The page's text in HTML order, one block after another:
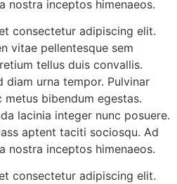
nostra inceptos himenaeos.
consectetur adipiscing elit.
vitae pellentesque sem
tellus duis convallis.
diam urna tempor. Pulvinar
bibendum egestas.
lacinia integer nunc posuere.
aptent taciti sociosqu. Ad
nostra inceptos himenaeos.
consectetur adipiscing elit.